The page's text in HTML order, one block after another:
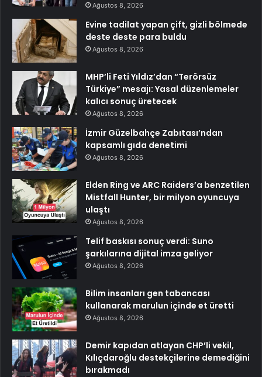
Ağustos 8, 2026
Evine tadilat yapan çift, gizli bölmede
deste deste para buldu
Ağustos 8, 2026
MHP’li Feti Yıldız’dan “Terörsüz
Türkiye” mesajı: Yasal düzenlemeler
kalıcı sonuç üretecek
Ağustos 8, 2026
İzmir Güzelbahçe Zabıtası’ndan
kapsamlı gıda denetimi
Ağustos 8, 2026
Elden Ring ve ARC Raiders’a benzetilen
Mistfall Hunter, bir milyon oyuncuya
ulaştı
Ağustos 8, 2026
Telif baskısı sonuç verdi: Suno
şarkılarına dijital imza geliyor
Ağustos 8, 2026
Bilim insanları gen tabancası
kullanarak marulun içinde et üretti
Ağustos 8, 2026
Demir kapıdan atlayan CHP’li vekil,
Kılıçdaroğlu destekçilerine demediğini
bırakmadı